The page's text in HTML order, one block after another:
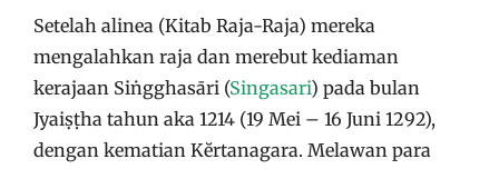
Setelah alinea (Kitab Raja-Raja) mereka
mengalahkan raja dan merebut kediaman
kerajaan Siṅgghasāri (Singasari) pada bulan
Jyaiṣṭha tahun aka 1214 (19 Mei – 16 Juni 1292),
dengan kematian Kĕrtanagara. Melawan para